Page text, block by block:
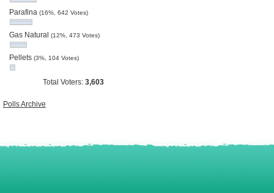
Parafina (16%, 642 Votes)
Gas Natural (12%, 473 Votes)
Pellets (3%, 104 Votes)
Total Voters: 3,603
Polls Archive